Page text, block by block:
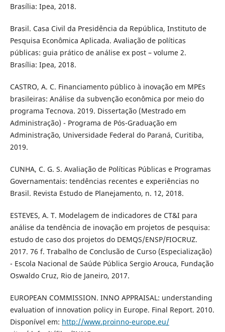
Brasília: Ipea, 2018.
Brasil. Casa Civil da Presidência da República, Instituto de
Pesquisa Econômica Aplicada. Avaliação de políticas
públicas: guia prático de análise ex post – volume 2.
Brasília: Ipea, 2018.
CASTRO, A. C. Financiamento público à inovação em MPEs
brasileiras: Análise da subvenção econômica por meio do
programa Tecnova. 2019. Dissertação (Mestrado em
Administração) - Programa de Pós-Graduação em
Administração, Universidade Federal do Paraná, Curitiba,
2019.
CUNHA, C. G. S. Avaliação de Políticas Públicas e Programas
Governamentais: tendências recentes e experiências no
Brasil. Revista Estudo de Planejamento, n. 12, 2018.
ESTEVES, A. T. Modelagem de indicadores de CT&I para
análise da tendência de inovação em projetos de pesquisa:
estudo de caso dos projetos do DEMQS/ENSP/FIOCRUZ.
2017. 76 f. Trabalho de Conclusão de Curso (Especialização)
- Escola Nacional de Saúde Pública Sergio Arouca, Fundação
Oswaldo Cruz, Rio de Janeiro, 2017.
EUROPEAN COMMISSION. INNO APPRAISAL: understanding
evaluation of innovation policy in Europe. Final Report. 2010.
Disponível em: http://www.proinno-europe.eu/